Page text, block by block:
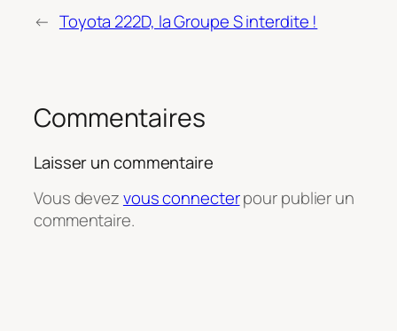
← Toyota 222D, la Groupe S interdite !
Commentaires
Laisser un commentaire
Vous devezvous connecterpour publier un
commentaire.